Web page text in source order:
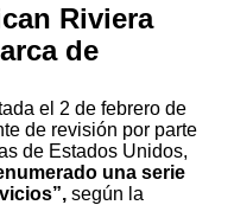
Riviera
de
el 2 de febrero de
de revisión por parte
de Estados Unidos,
una serie
según la